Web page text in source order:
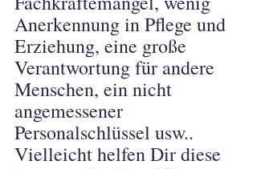
Anerkennung in Pflege und
Erziehung, eine große
Verantwortung für andere
Menschen, ein nicht
angemessener
Personalschlüssel usw..
Vielleicht helfen Dir diese